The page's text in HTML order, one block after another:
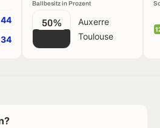
44
34
Ballbesitz in Prozent
50%
Auxerre
Toulouse